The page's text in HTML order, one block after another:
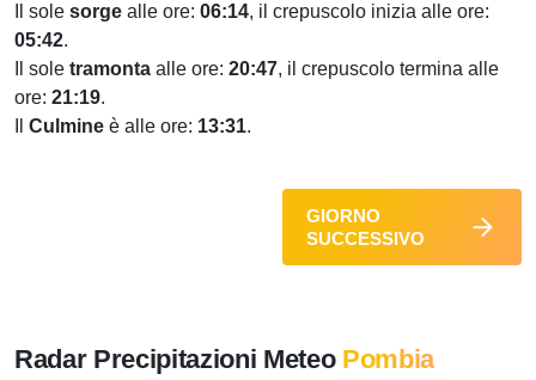
Il sole sorge alle ore: 06:14, il crepuscolo inizia alle ore:
05:42.
Il sole tramonta alle ore: 20:47, il crepuscolo termina alle
ore: 21:19.
Culmine è alle ore: 13:31.
GIORNO
SUCCESSIVO
Radar Precipitazioni Meteo Pombia